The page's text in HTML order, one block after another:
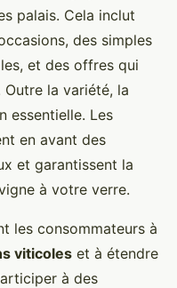
palais. Cela inclut
des simples
et des offres qui
la variété, la
essentielle. Les
en avant des
et garantissent la
à votre verre.
les consommateurs à
viticoles et à étendre
à des